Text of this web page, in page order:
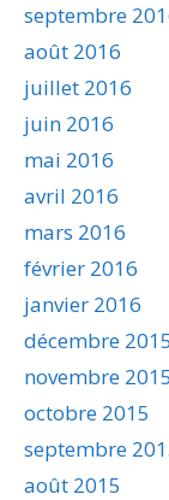
septembre
août 2016
juillet 2016
juin 2016
mai 2016
avril 2016
mars 2016
février 2016
janvier 2016
décembre 2015
novembre 2015
octobre 2015
septembre
août 2015